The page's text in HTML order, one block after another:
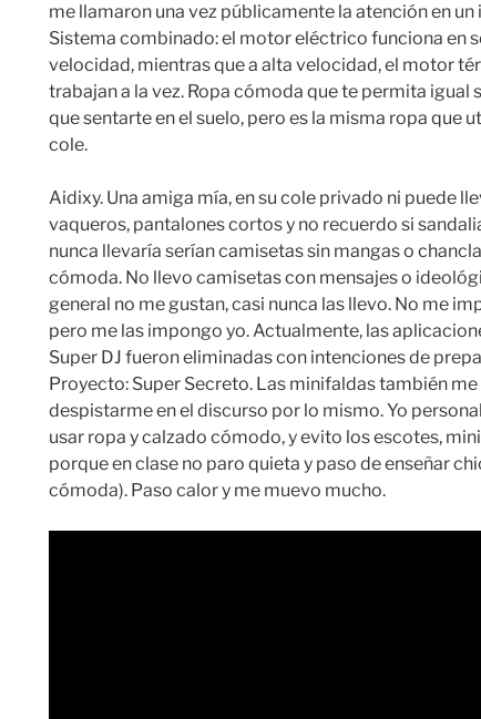
me llamaron una vez públicamente la atención en
Sistema combinado: el motor eléctrico funciona en
velocidad, mientras que a alta velocidad, el motor
trabajan a la vez. Ropa cómoda que te permita igual
que sentarte en el suelo, pero es la misma ropa que
cole.
Aidixy. Una amiga mía, en su cole privado ni puede
vaqueros, pantalones cortos y no recuerdo si
nunca llevaría serían camisetas sin mangas o
cómoda. No llevo camisetas con mensajes o
general no me gustan, casi nunca las llevo. No me
pero me las impongo yo. Actualmente, las
Super DJ fueron eliminadas con intenciones de
Proyecto: Super Secreto. Las minifaldas también me
despistarme en el discurso por lo mismo. Yo
usar ropa y calzado cómodo, y evito los escotes,
porque en clase no paro quieta y paso de enseñar
cómoda). Paso calor y me muevo mucho.